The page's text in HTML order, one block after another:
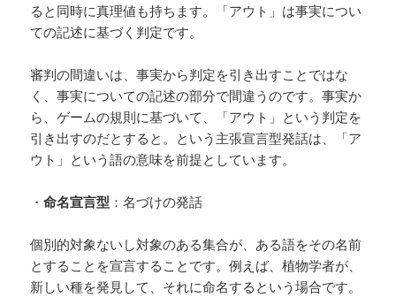
ると同時に真理値も持ちます。「アウト」は事実につい
ての記述に基づく判定です。
審判の間違いは、事実から判定を引き出すことではな
く、事実についての記述の部分で間違うのです。事実か
ら、ゲームの規則に基づいて、「アウト」という判定を
引き出すのだとすると。という主張宣言型発話は、「ア
ウト」という語の意味を前提としています。
・命名宣言型 ：名づけの発話
個別的対象ないし対象のある集合が、ある語をその名前
とすることを宣言することです。例えば、植物学者が、
新しい種を発見して、それに命名するという場合です。